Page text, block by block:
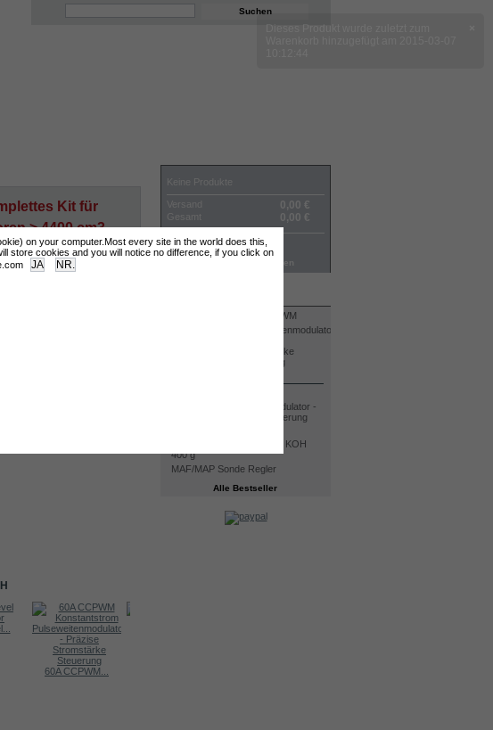
on your computer.Most every site in the world does this,
store cookies and you will notice no difference, if you click on
Kit für
> 4400 cm3
< 10000 cm3
Mehr Infos
60A CCPWM...
Keine Produkte
Versand 0,00 €
Gesamt 0,00 €
Preise ohne MwSt.
Bestellen
30A PWM Pulseweitenmodulator -
Präzise Stromstärke Steuerung
Elektrolyt. Kaliumhydroxid KOH
400 g
MAF/MAP Sonde Regler
Alle Bestseller